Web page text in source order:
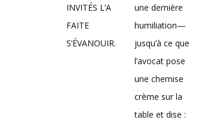
INVITÉS L’A
FAITE
S’ÉVANOUIR.
une dernière
humiliation—
jusqu’à ce que
l’avocat pose
une chemise
crème sur la
table et dise :